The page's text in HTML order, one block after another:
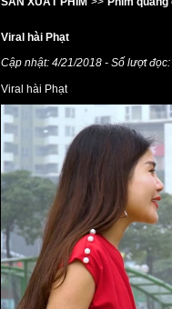
Viral hài Phạt
Cập nhật: 4/21/2018 - Số lượt
Viral hài Phạt